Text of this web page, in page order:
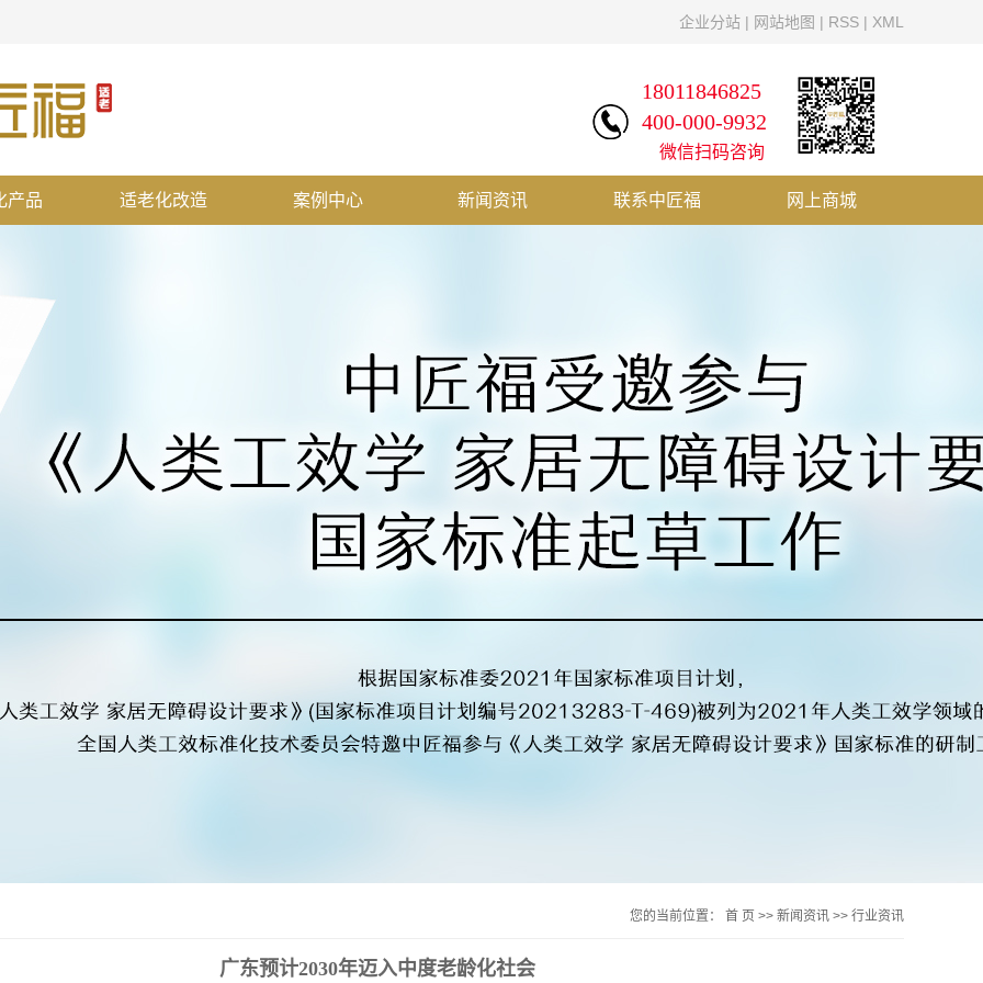
企业分站 | 网站地图 | RSS | XML
18011846825
400-000-9932
微信扫码咨询
产品 适老化改造 案例中心 新闻资讯 联系中匠福 网上商城
您的当前位置： 首 页 >> 新闻资讯 >> 行业资讯
广东预计2030年迈入中度老龄化社会